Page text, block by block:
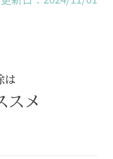
は
スメ